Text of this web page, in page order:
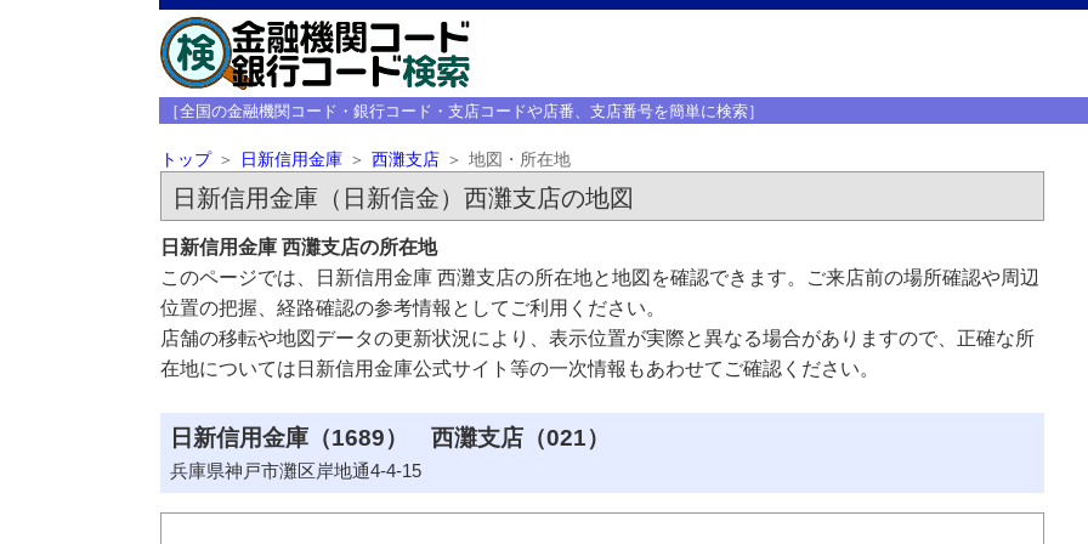
［全国の金融機関コード・銀行コード・支店コードや店番、支店番号を簡単に検索］
トップ 日新信用金庫 西灘支店 地図・所在地
日新信用金庫（日新信金）西灘支店の地図
日新信用金庫 西灘支店の所在地
このページでは、日新信用金庫 西灘支店の所在地と地図を確認できます。ご来店前の場所確認や周辺
位置の把握、経路確認の参考情報としてご利用ください。
店舗の移転や地図データの更新状況により、表示位置が実際と異なる場合がありますので、正確な所
在地については日新信用金庫公式サイト等の一次情報もあわせてご確認ください。
日新信用金庫（1689） 西灘支店（021）
兵庫県神戸市灘区岸地通4-4-15